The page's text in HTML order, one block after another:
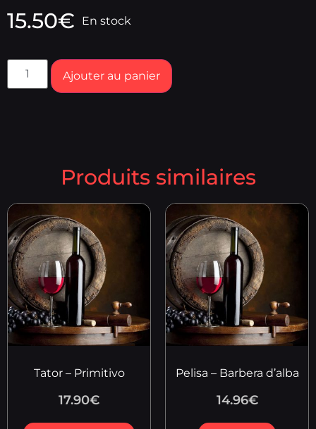
15.50€ En stock
Ajouter au panier
Produits similaires
Tator – Primitivo
17.90€
Pelisa – Barbera d’alba
14.96€